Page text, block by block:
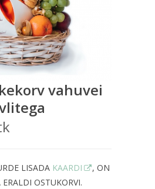
vahuvei
LISADA KAARDI
, ON
ERALDI OSTUKORVI.